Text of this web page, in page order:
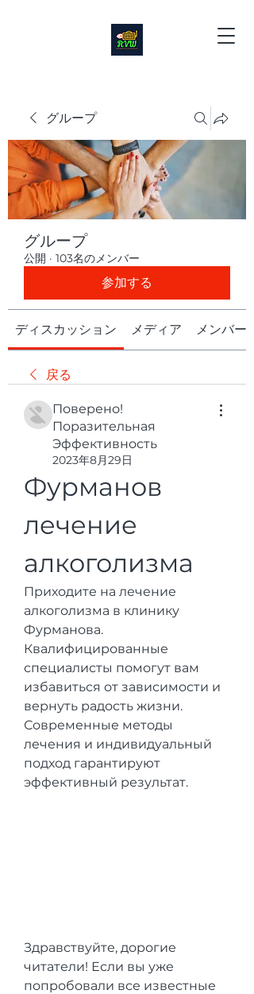
グループ
グループ
公開 · 103名のメンバー
参加する
ディスカッション メディア メンバー
戻る
Поверено!
Поразительная
Эффективность
2023年8月29日
Фурманов
лечение
алкоголизма
Приходите на лечение
алкоголизма в клинику
Фурманова.
Квалифицированные
специалисты помогут вам
избавиться от зависимости и
вернуть радость жизни.
Современные методы
лечения и индивидуальный
подход гарантируют
эффективный результат.
Здравствуйте, дорогие
читатели! Если вы уже
попробовали все известные